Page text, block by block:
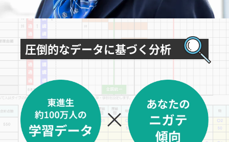
圧倒的なデータに基づく分析